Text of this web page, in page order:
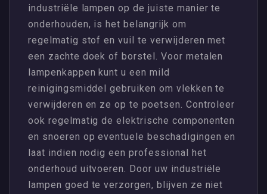
industriële lampen op de juiste manier te
onderhouden, is het belangrijk om
regelmatig stof en vuil te verwijderen met
een zachte doek of borstel. Voor metalen
lampenkappen kunt u een mild
reinigingsmiddel gebruiken om vlekken te
verwijderen en ze op te poetsen. Controleer
ook regelmatig de elektrische componenten
en snoeren op eventuele beschadigingen en
laat indien nodig een professional het
onderhoud uitvoeren. Door uw industriële
lampen goed te verzorgen, blijven ze niet